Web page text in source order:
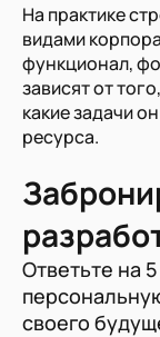
На практике
видами
функционал,
зависят от
какие задачи
ресурса.
Ответьте на
своего